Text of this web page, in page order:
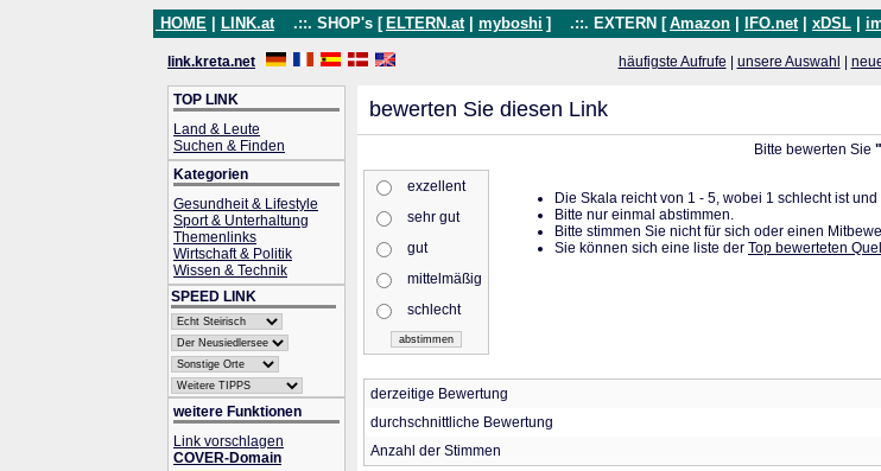
HOME LINK.at .::. SHOP's [ ELTERN.at myboshi ] .::. EXTERN [ Amazon IFO.net xDSL
link.kreta.net häufigste Aufrufe unsere Auswahl
TOP LINK
Land & Leute
Suchen & Finden
Kategorien
Gesundheit & Lifestyle
Sport & Unterhaltung
Themenlinks
Wirtschaft & Politik
Wissen & Technik
SPEED LINK
weitere Funktionen
Link vorschlagen
COVER-Domain
bewerten Sie diesen Link
Bitte bewerten Sie
exzellent
sehr gut
gut
mittelmäßig
schlecht
Die Skala reicht von 1 - 5, wobei 1 schlecht ist und
Bitte nur einmal abstimmen.
Bitte stimmen Sie nicht für sich oder einen
Sie können sich eine liste der Top bewerteten
derzeitige Bewertung
durchschnittliche Bewertung
Anzahl der Stimmen